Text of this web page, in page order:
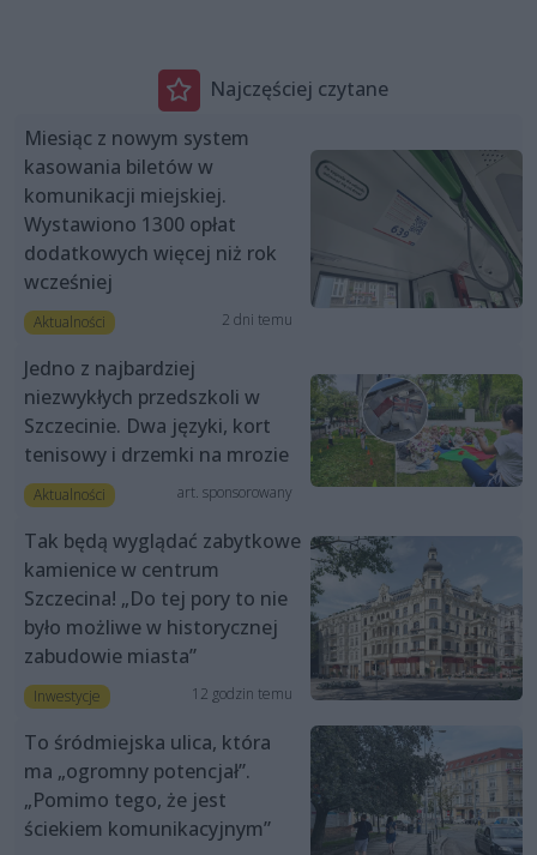
Najczęściej czytane
Miesiąc z nowym system
kasowania biletów w
komunikacji miejskiej.
Wystawiono 1300 opłat
dodatkowych więcej niż rok
wcześniej
Aktualności 2 dni temu
Jedno z najbardziej
niezwykłych przedszkoli w
Szczecinie. Dwa języki, kort
tenisowy i drzemki na mrozie
Aktualności art. sponsorowany
Tak będą wyglądać zabytkowe
kamienice w centrum
Szczecina! „Do tej pory to nie
było możliwe w historycznej
zabudowie miasta”
Inwestycje 12 godzin temu
To śródmiejska ulica, która
ma „ogromny potencjał”.
„Pomimo tego, że jest
ściekiem komunikacyjnym”